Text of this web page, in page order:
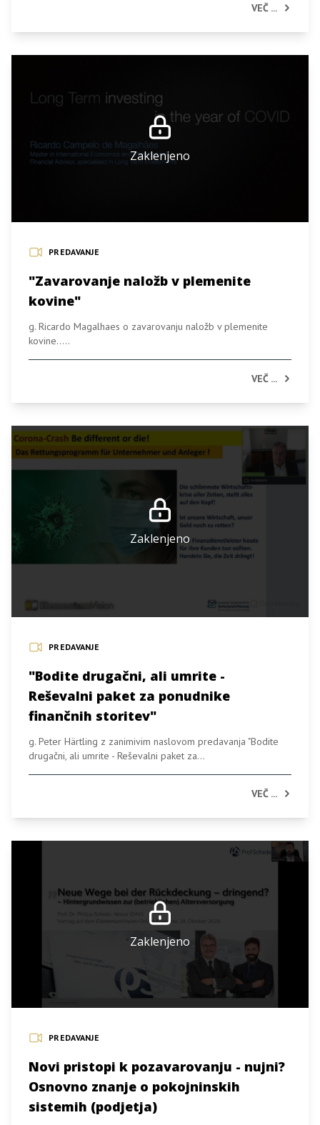
VEČ ...
Zaklenjeno
PREDAVANJE
"Zavarovanje naložb v plemenite
kovine"
g. Ricardo Magalhaes o zavarovanju naložb v plemenite
kovine.....
VEČ ...
Zaklenjeno
PREDAVANJE
"Bodite drugačni, ali umrite -
Reševalni paket za ponudnike
finančnih storitev"
g. Peter Härtling z zanimivim naslovom predavanja "Bodite
drugačni, ali umrite - Reševalni paket za...
VEČ ...
Zaklenjeno
PREDAVANJE
Novi pristopi k pozavarovanju - nujni?
Osnovno znanje o pokojninskih
sistemih (podjetja)